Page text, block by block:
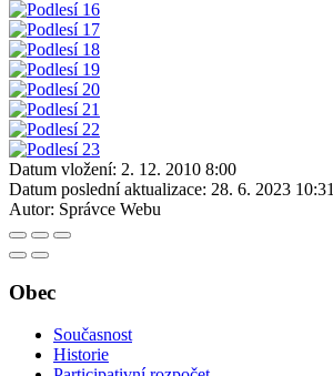
Datum vložení: 2. 12. 2010 8:00
Datum poslední aktualizace: 28. 6. 2023 10:31
Autor: Správce Webu
Obec
Současnost
Historie